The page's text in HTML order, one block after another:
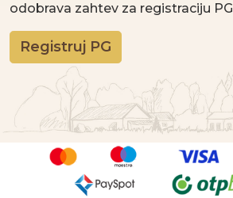
odobrava zahtev za registraciju PG
Registruj PG